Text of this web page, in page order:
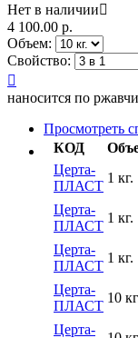
Нет в наличии
4 100.00 р.
Объем:
Свойство:

наносится по
Просмотреть
КОД
Церта-
ПЛАСТ
1 кг.
Церта-
ПЛАСТ
1 кг.
Церта-
ПЛАСТ
1 кг.
Церта-
ПЛАСТ
10
Церта-